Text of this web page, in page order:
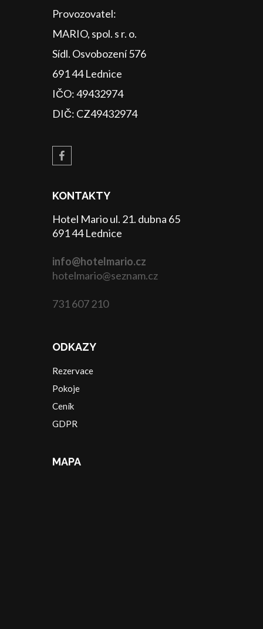
Provozovatel:
MARIO, spol. s r. o.
Sídl. Osvobození 576
691 44 Lednice
IČO: 49432974
DIČ: CZ49432974
KONTAKTY
Hotel Mario ul. 21. dubna 65
691 44 Lednice
info@hotelmario.cz
hotelmario@seznam.cz
731 607 210
ODKAZY
Rezervace
Pokoje
Ceník
GDPR
MAPA